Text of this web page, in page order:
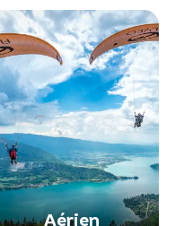
Aérien